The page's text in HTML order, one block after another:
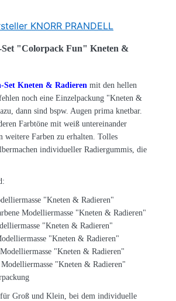
Set "Colorpack Fun" Kneten &
Set Kneten & Radieren mit den hellen
noch eine Einzelpackung "Kneten &
dann sind bspw. Augen prima knetbar.
Farbtöne mit weiß untereinander
weitere Farben zu erhalten. Tolles
individueller Radiergummis, die
"Kneten & Radieren"
Modelliermasse "Kneten & Radieren"
"Kneten & Radieren"
"Kneten & Radieren"
"Kneten & Radieren"
"Kneten & Radieren"
Groß und Klein, bei dem individuelle